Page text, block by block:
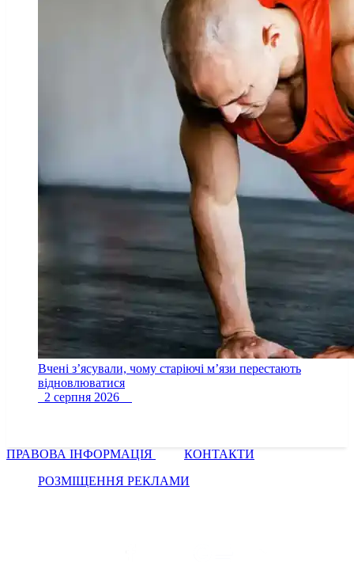
Вчені з’ясували, чому старіючі м’язи перестають
відновлюватися
2 серпня 2026
ПРАВОВА ІНФОРМАЦІЯ
КОНТАКТИ
РОЗМІЩЕННЯ РЕКЛАМИ